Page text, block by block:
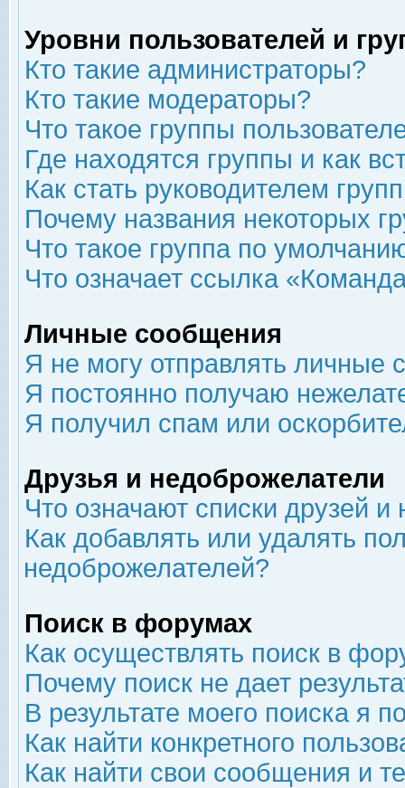
Уровни пользователей и
Кто такие администраторы?
Кто такие модераторы?
Что такое группы
Где находятся группы и как
Как стать руководителем
Почему названия некоторых
Что такое группа по
Что означает ссылка
Личные сообщения
Я не могу отправлять личные
Я постоянно получаю
Я получил спам или
Друзья и недоброжелатели
Что означают списки друзей
Как добавлять или удалять
недоброжелателей?
Поиск в форумах
Как осуществлять поиск в
Почему поиск не дает
В результате моего поиска я
Как найти конкретного
Как найти свои сообщения и